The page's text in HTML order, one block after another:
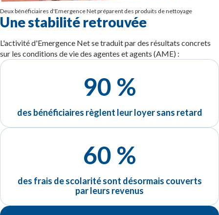
Deux bénéficiaires d'Emergence Net préparent des produits de nettoyage
Une stabilité retrouvée
L'activité d'Emergence Net se traduit par des résultats concrets
sur les conditions de vie des agentes et agents (AME) :
90 %
des bénéficiaires règlent leur loyer sans retard
60 %
des frais de scolarité sont désormais couverts
par leurs revenus